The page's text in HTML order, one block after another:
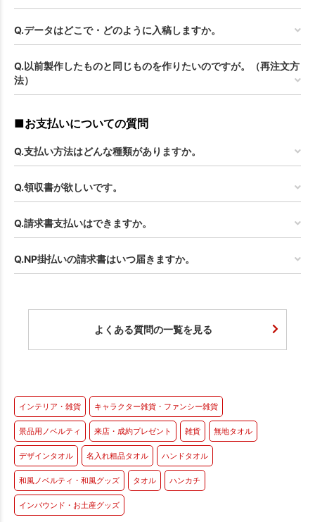
Q.データはどこで・どのように入稿しますか。
Q.以前製作したものと同じものを作りたいのですが。（再注文方
法）
■お支払いについての質問
Q.支払い方法はどんな種類がありますか。
Q.領収書が欲しいです。
Q.請求書支払いはできますか。
Q.NP掛払いの請求書はいつ届きますか。
よくある質問の一覧を見る
インテリア・雑貨 キャラクター雑貨・ファンシー雑貨
景品用ノベルティ 来店・成約プレゼント 雑貨 無地タオル
デザインタオル 名入れ粗品タオル ハンドタオル
和風ノベルティ・和風グッズ タオル ハンカチ
インバウンド・お土産グッズ